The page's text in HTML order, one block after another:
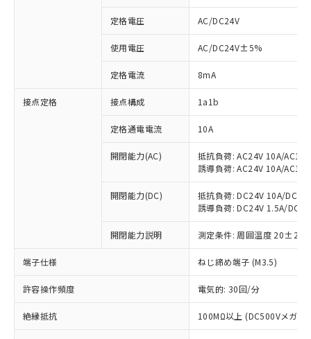
定格電圧 AC/DC24V
使用電圧 AC/DC24V±5%
定格電流 8mA
接点定格 接点構成 1a1b
定格通電電流 10A
開閉能力(AC)
抵抗負荷: AC24V 10A/
誘導負荷: AC24V 10A/
開閉能力(DC)
抵抗負荷: DC24V 10A/
誘導負荷: DC24V 1.5A/
開閉能力説明 測定条件: 周囲温度 20±2℃
端子仕様 ねじ締め端子 (M3.5)
許容操作頻度 電気的: 30回/分
絶縁抵抗 100MΩ以上 (DC500Vメガ)
以下の条件をお読みいただき、同意のうえ
ご利用ください。
本サービスは、当社制御機器事業取扱
商品の当社在庫状況および標準価格
(税抜)を提供させていただくもので
当社制御機器事業取扱商品の中には、
本サービスの対象外となる商品もある
対応済み：EU RoHS指令（10物質）の
非含有に対応した製品が提供可能な商品で
対応予定：EU RoHS指令（10物質）の非含
有に対応した製品に切り替える予定のある
対応予定なし：EU RoHS指令（10物質）の
非含有に非対応の商品で、対応品を出す予
定はありません。
調査・確認中：EU RoHS指令（10物質）の
非含有の対応状況を調査中または確認中の
非該当品：ライセンス料など無形物で、有
害物質有無と関係のない商品です。
仕入先様の事情により、非含有部品として
※1 中国RoHS○×表
「○」：最大均質材料含有率が中国RoHSの
基準値以下であることを示します。
「×」：最大均質材料含有率が中国RoHSの
基準値を超えていることを示します。